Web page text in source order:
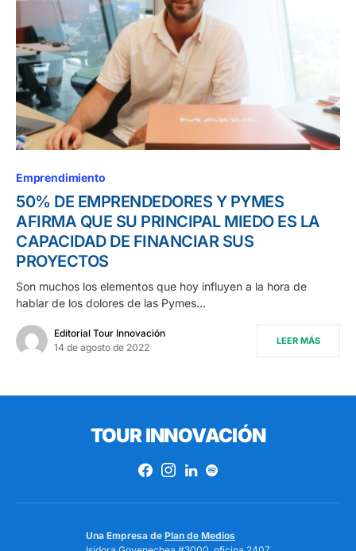
Emprendimiento
50% DE EMPRENDEDORES Y PYMES
AFIRMA QUE SU PRINCIPAL MIEDO ES LA
CAPACIDAD DE FINANCIAR SUS
PROYECTOS
Son muchos los elementos que hoy influyen a la hora de
hablar de los dolores de las Pymes…
Editorial Tour Innovación
14 de agosto de 2022
LEER MÁS
TOUR INNOVACIÓN
Una Empresa de Plan de Medios